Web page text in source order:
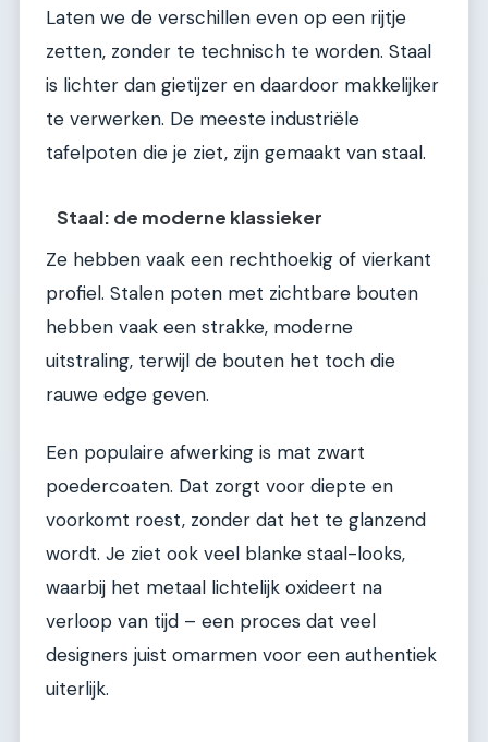
Laten we de verschillen even op een rijtje
zetten, zonder te technisch te worden. Staal
is lichter dan gietijzer en daardoor makkelijker
te verwerken. De meeste industriële
tafelpoten die je ziet, zijn gemaakt van staal.
Staal: de moderne klassieker
Ze hebben vaak een rechthoekig of vierkant
profiel. Stalen poten met zichtbare bouten
hebben vaak een strakke, moderne
uitstraling, terwijl de bouten het toch die
rauwe edge geven.
Een populaire afwerking is mat zwart
poedercoaten. Dat zorgt voor diepte en
voorkomt roest, zonder dat het te glanzend
wordt. Je ziet ook veel blanke staal-looks,
waarbij het metaal lichtelijk oxideert na
verloop van tijd – een proces dat veel
designers juist omarmen voor een authentiek
uiterlijk.